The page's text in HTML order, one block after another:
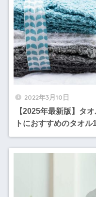
2022年3月10日
【2025年最新版】タ
トにおすすめのタオル